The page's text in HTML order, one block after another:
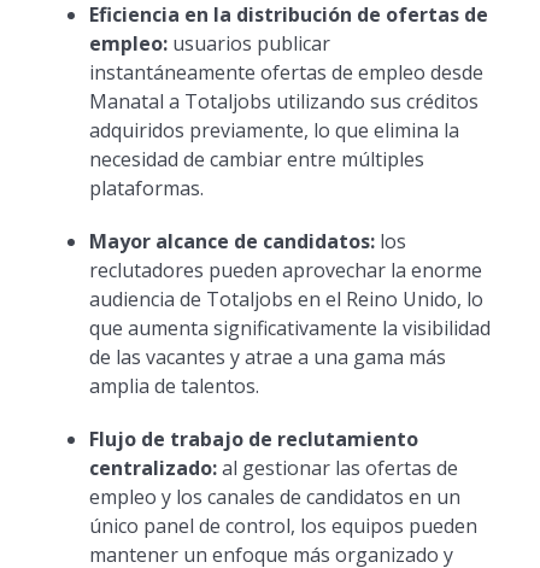
Eficiencia en la distribución de ofertas de
empleo:usuarios publicar
instantáneamente ofertas de empleo desde
Manatal a Totaljobs utilizando sus créditos
adquiridos previamente, lo que elimina la
necesidad de cambiar entre múltiples
plataformas.
Mayor alcance de candidatos:los
reclutadores pueden aprovechar la enorme
audiencia de Totaljobs en el Reino Unido, lo
que aumenta significativamente la visibilidad
de las vacantes y atrae a una gama más
amplia de talentos.
Flujo de trabajo de reclutamiento
centralizado:al gestionar las ofertas de
empleo y los canales de candidatos en un
único panel de control, los equipos pueden
mantener un enfoque más organizado y